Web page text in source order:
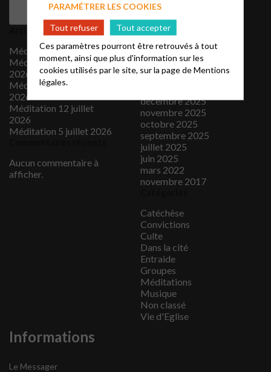
Rechercher
Articles récents
Méditation 2 août 2026
Méditation 26 juillet
2026
Méditation 19 juillet
2026
Méditation 12 juillet
2026
Méditation 5 juillet 2026
Aucun commentaire à
afficher.
août 2026
juillet 2026
juin 2026
mai 2026
avril 2026
mars 2026
février 2026
décembre 2025
novembre 2025
octobre 2025
septembre 2025
juillet 2025
juin 2025
mars 2022
novembre 2017
Catéchèse
Convictions
Culte
Dans la cité
Entraide
Groupes
Méditations
Musique
Non classé
Vie d'Eglise
Informations
Le Messager
PARAMÉTRER LES COOKIES
Tout refuser
Tout accepter
Ces paramètres pourront être retrouvés à tout
moment, ainsi que plus d'information sur les
cookies utilisés par le site, sur la page deMentions
légales.